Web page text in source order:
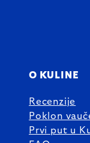
O KULINE
Recenzije
Poklon
Prvi put u